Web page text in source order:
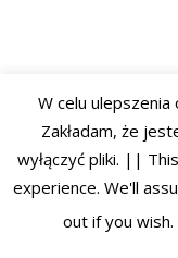
W celu ulepszenia
Zakładam, że
wyłączyć pliki. ||
experience. We'll
out if you wish.